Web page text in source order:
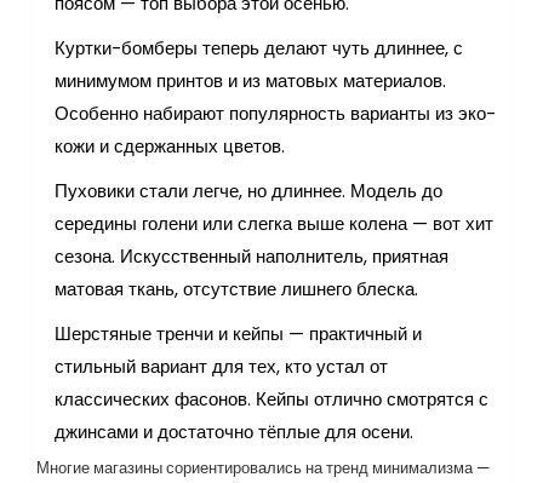
Куртки-бомберы теперь делают чуть длиннее, с
минимумом принтов и из матовых материалов.
Особенно набирают популярность варианты из эко-
кожи и сдержанных цветов.
Пуховики стали легче, но длиннее. Модель до
середины голени или слегка выше колена — вот хит
сезона. Искусственный наполнитель, приятная
матовая ткань, отсутствие лишнего блеска.
Шерстяные тренчи и кейпы — практичный и
стильный вариант для тех, кто устал от
классических фасонов. Кейпы отлично смотрятся с
джинсами и достаточно тёплые для осени.
Многие магазины сориентировались на тренд минимализма —